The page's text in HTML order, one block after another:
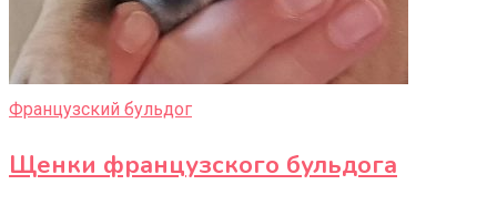
Французский бульдог
Щенки французского бульдога